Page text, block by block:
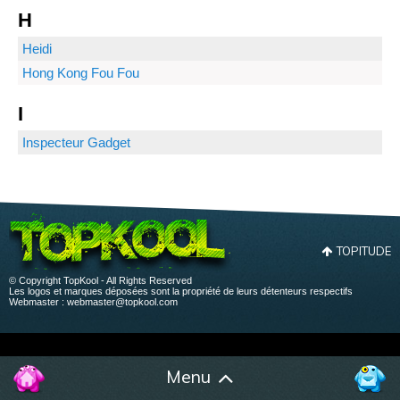
Menu
H
Heidi
Hong Kong Fou Fou
I
Inspecteur Gadget
TOPITUDE
© Copyright TopKool - All Rights Reserved
Les logos et marques déposées sont la propriété de leurs détenteurs respectifs
Webmaster : webmaster@topkool.com